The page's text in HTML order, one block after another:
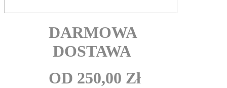
DARMOWA
DOSTAWA
OD 250,00 Zł